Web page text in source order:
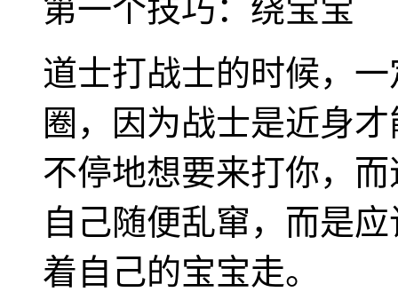
第一个技巧：绕宝宝
道士打战士的时候，
圈，因为战士是近身
不停地想要来打你，
自己随便乱窜，而是
着自己的宝宝走。